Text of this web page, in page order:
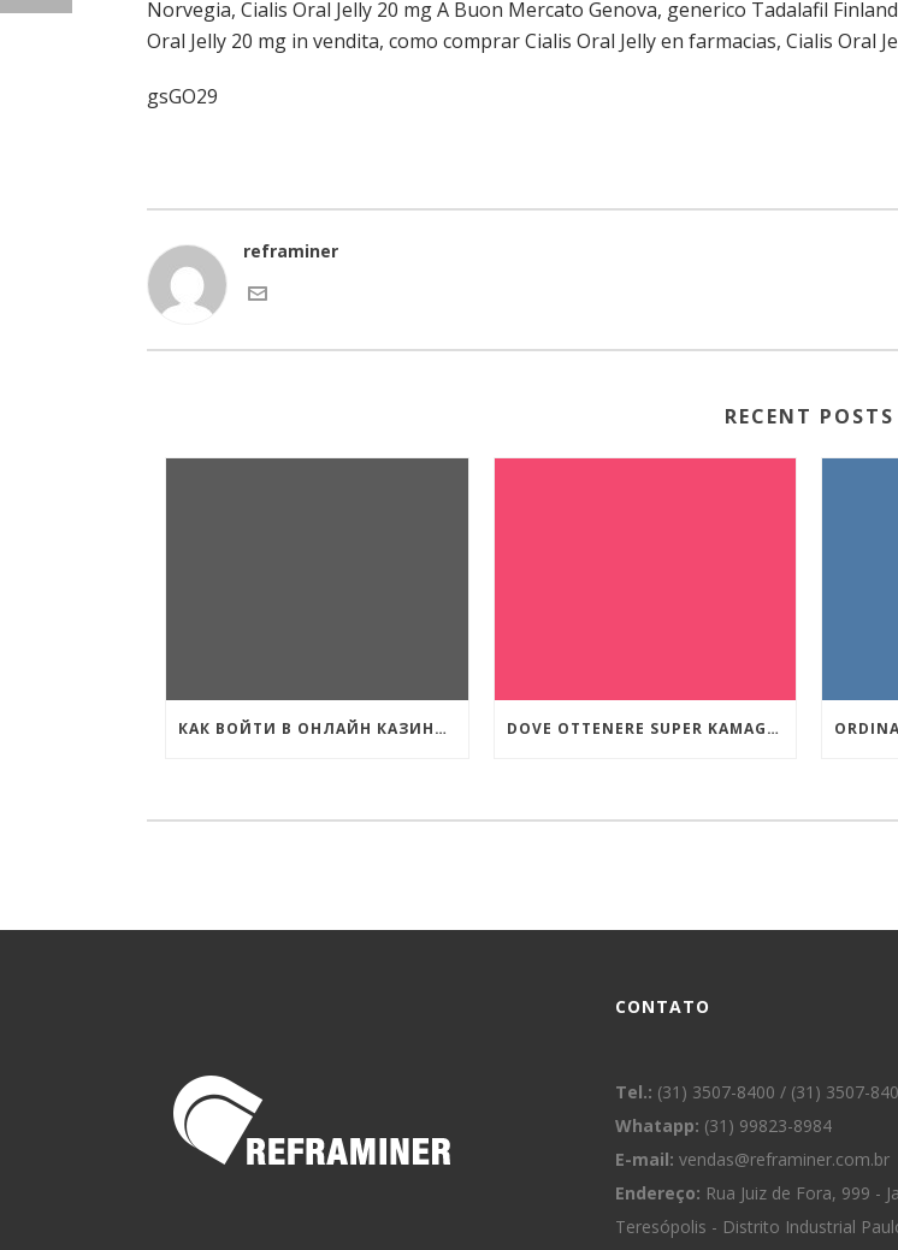
Norvegia, Cialis Oral Jelly 20 mg A Buon Mercato Genova, generico Tadalafil
Oral Jelly 20 mg in vendita, como comprar Cialis Oral Jelly en farmacias, Cialis Oral
gsGO29
reframiner
RECENT POSTS
КАК ВОЙТИ В ОНЛАЙН КАЗИНО КОМЕТА? DOVE OTTENERE SUPER KAMAGRA A BUON MERCATO
CONTATO
Tel.: (31) 3507-8400 / (31) 3507-
Whatapp: (31) 99823-8984
E-mail: vendas@reframiner.com.br
Endereço: Rua Juiz de Fora, 999 -
Teresópolis - Distrito Industrial